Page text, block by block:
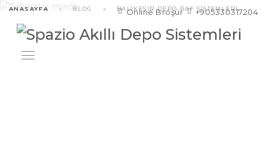
Online Broşür +905330317204
ANASAYFA BLOG BALIKESIR DEPO RAF SISTEMLERI